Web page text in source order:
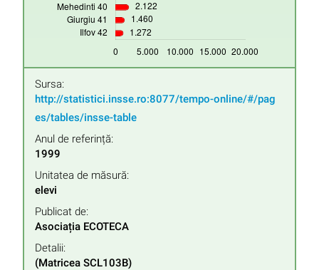
Sursa:
http://statistici.insse.ro:8077/tempo-online/#/pag
es/tables/insse-table
Anul de referință:
1999
Unitatea de măsură:
elevi
Publicat de:
Asociația ECOTECA
Detalii:
(Matricea SCL103B)